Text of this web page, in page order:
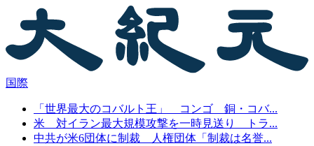
国際
「世界最大のコバルト王」 コンゴ 銅・コバ...
米 対イラン最大規模攻撃を一時見送り トラ...
中共が米6団体に制裁 人権団体「制裁は名誉...